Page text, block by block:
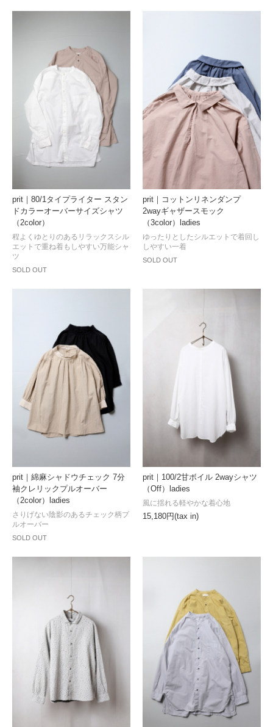
prit｜80/1タイプライター スタン
ドカラーオーバーサイズシャツ
（2color）
SOLD OUT
程よくゆとりのあるリラックスシル
エットで重ね着もしやすい万能シャ
ツ
prit｜コットンリネンダンプ
2wayギャザースモック
（3color）ladies
SOLD OUT
ゆったりとしたシルエットで着回し
しやすい一着
prit｜綿麻シャドウチェック 7分
袖クレリックプルオーバー
（2color）ladies
SOLD OUT
さりげない陰影のあるチェック柄プ
ルオーバー
prit｜100/2甘ボイル 2wayシャツ
（Off）ladies
15,180円(tax in)
風に揺れる軽やかな着心地